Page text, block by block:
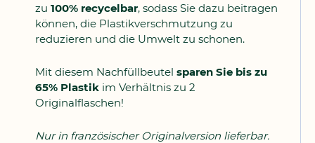
zu 100% recycelbar, sodass Sie dazu beitragen
können, die Plastikverschmutzung zu
reduzieren und die Umwelt zu schonen.
Mit diesem Nachfüllbeutel sparen Sie bis zu
65% Plastik im Verhältnis zu 2
Originalflaschen!
Nur in französischer Originalversion lieferbar.